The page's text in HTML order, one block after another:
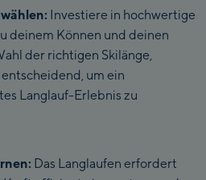
Investiere in hochwertige
deinem Können und deinen
der richtigen Skilänge,
um ein
Langlauf-Erlebnis zu
Das Langlaufen erfordert